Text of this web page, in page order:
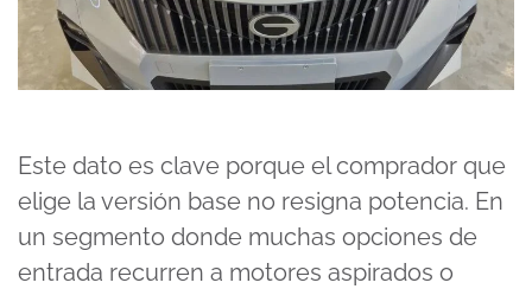
Este dato es clave porque el comprador que
elige la versión base no resigna potencia. En
un segmento donde muchas opciones de
entrada recurren a motores aspirados o